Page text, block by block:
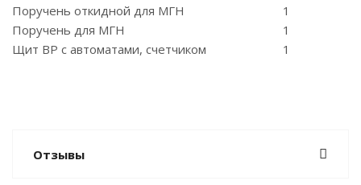
Поручень откидной для МГН
1
Поручень для МГН
1
Щит ВР с автоматами, счетчиком
1
Отзывы